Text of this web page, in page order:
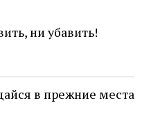
ни убавить!
в прежние места